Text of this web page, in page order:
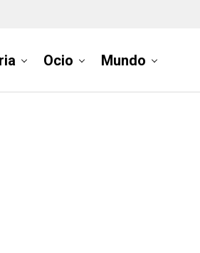
Ocio Mundo